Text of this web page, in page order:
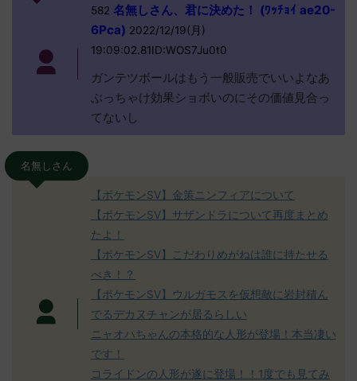
582 名無しさん、君に決めた！ (ﾜｯﾁｮｲ ae20-
6Pca) 2022/12/19(月)
19:09:02.81ID:WOS7Ju0t0
ガンテツボールはもう一般販売でいいよなあ
ぶっちゃけ効果ショボいのにその価値見合っ
てないし
名無しさん
【ポケモンSV】金策ニンフィアについて
【ポケモンSV】サザンドラについて再度まとめ
たよ！
【ポケモンSV】こだわりめがねは誰に持たせる
べき！？
【ポケモンSV】ウルガモスを仮想敵に岩封積ん
でるデカヌチャンが居るらしい
ニャオハちゃんの本格的な人形が登場！本当凄い
です！
コライドンの人形が遂に登場！！1度でも見てみ